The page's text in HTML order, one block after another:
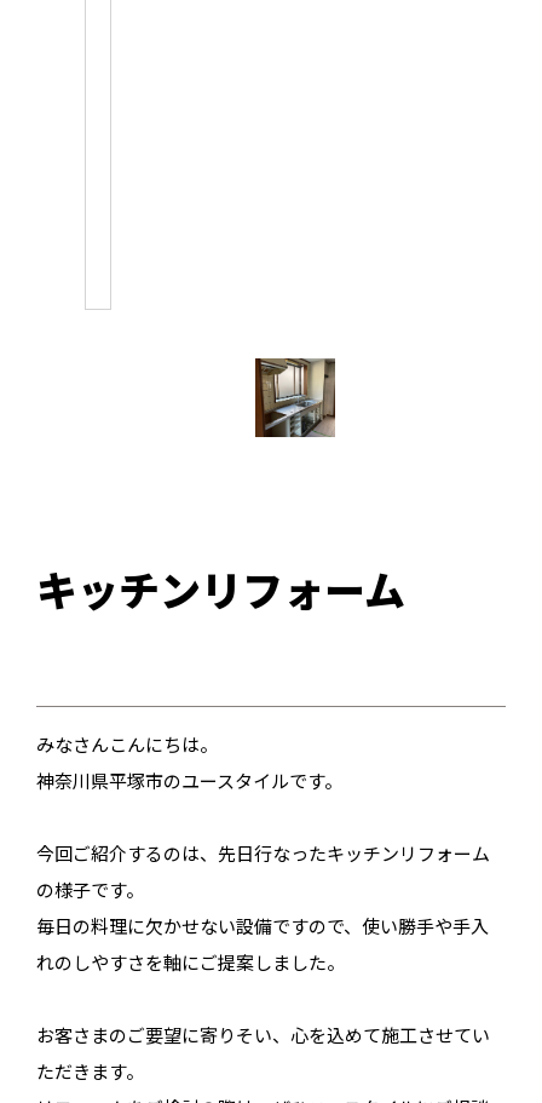
キッチンリフォーム
みなさんこんにちは。
神奈川県平塚市のユースタイルです。
今回ご紹介するのは、先日行なったキッチンリフォーム
の様子です。
毎日の料理に欠かせない設備ですので、使い勝手や手入
れのしやすさを軸にご提案しました。
お客さまのご要望に寄りそい、心を込めて施工させてい
ただきます。